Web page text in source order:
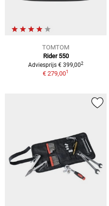
TOMTOM
Rider 550
Adviesprijs € 399,002
€ 279,001